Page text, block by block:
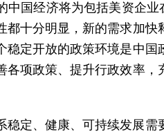
中国经济将为包括美资企
都十分明显，新的需求加
稳定开放的政策环境是中
各项政策、提升行政效率
稳定、健康、可持续发展